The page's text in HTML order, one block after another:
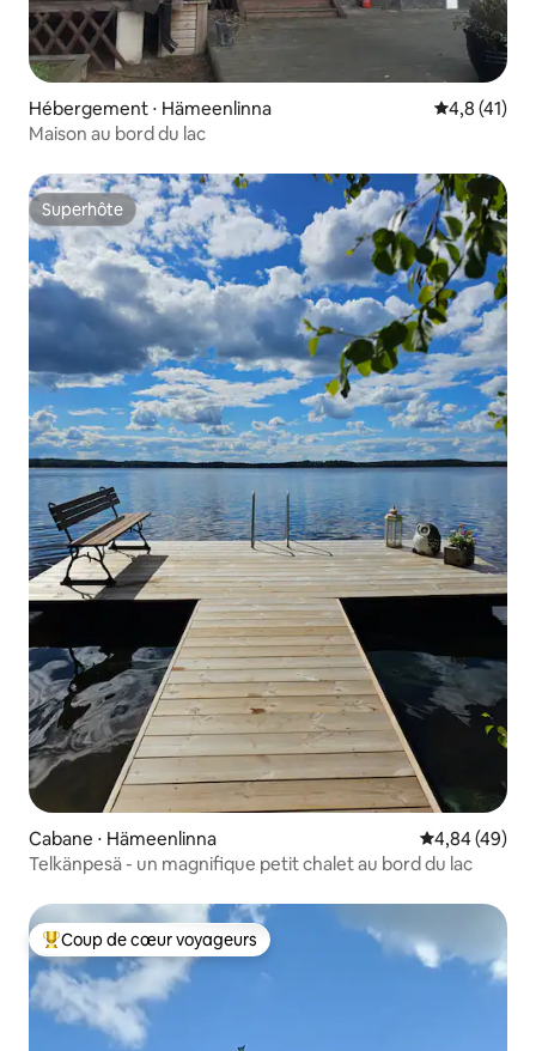
Hébergement ⋅ Hämeenlinna Évaluation
4,8 (41)
Maison au bord du lac
Superhôte
Superhôte
Cabane ⋅ Hämeenlinna Évaluation
4,84 (49)
Telkänpesä - un magnifique petit chalet au bord du lac
Coups de cœur voyageurs les plus appréciés
Coup de cœur voyageurs